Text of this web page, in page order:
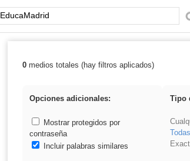
Palabra o frase:
Resultados de: EducaMadrid
0medios totales (hay filtros aplicados)
Opciones adicionales:
Mostrar protegidos por
contraseña
Incluir palabras similares
Tipo